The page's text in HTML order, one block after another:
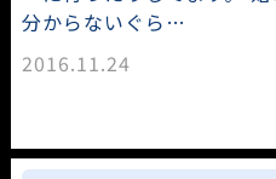
分からないぐら…
2016.11.24